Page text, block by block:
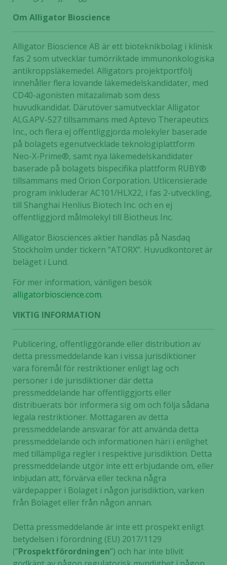
Om Alligator Bioscience
Alligator Bioscience AB är ett bioteknikbolag i klinisk
fas 2 som utvecklar tumörriktade immunonkologiska
antikroppsläkemedel. Alligators projektportfölj
innehåller flera lovande läkemedelskandidater, med
CD40-agonisten mitazalimab som dess
huvudkandidat. Därutöver samutvecklar Alligator
ALG.APV-527 tillsammans med Aptevo Therapeutics
Inc., och flera ej offentliggjorda molekyler baserade
på bolagets egenutvecklade teknologiplattform
Neo-X-Prime®, samt nya läkemedelskandidater
baserade på bolagets bispecifika plattform RUBY®
tillsammans med Orion Corporation. Utlicensierade
program inkluderar AC101/HLX22, i fas 2-utveckling,
till Shanghai Henlius Biotech Inc. och en ej
offentliggjord målmolekyl till Biotheus Inc.
Alligator Biosciences aktier handlas på Nasdaq
Stockholm under tickern ”ATORX”. Huvudkontoret är
beläget i Lund.
För mer information, vänligen besök
alligatorbioscience.com.
VIKTIG INFORMATION
Publicering, offentliggörande eller distribution av
detta pressmeddelande kan i vissa jurisdiktioner
vara föremål för restriktioner enligt lag och
personer i de jurisdiktioner där detta
pressmeddelande har offentliggjorts eller
distribuerats bör informera sig om och följa sådana
legala restriktioner. Mottagaren av detta
pressmeddelande ansvarar för att använda detta
pressmeddelande och informationen häri i enlighet
med tillämpliga regler i respektive jurisdiktion. Detta
pressmeddelande utgör inte ett erbjudande om, eller
inbjudan att, förvärva eller teckna några
värdepapper i Bolaget i någon jurisdiktion, varken
från Bolaget eller från någon annan.
Detta pressmeddelande är inte ett prospekt enligt
betydelsen i förordning (EU) 2017/1129
(”Prospektförordningen”) och har inte blivit
Nödvändiga
Dessa kakor
behövs för
fungera.
Statistik
För att vi ska
kunna
förbättra
hemsidans
funktionalitet
och
uppbyggnad,
baserat på
hur hemsidan
används.
För att vår
hemsida ska
prestera så
bra som